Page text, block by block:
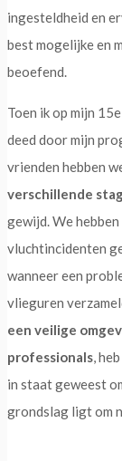
ingesteldheid en
best mogelijke en
beoefend.
Toen ik op mijn
deed door mijn
vrienden hebben
verschillende
gewijd. We
vluchtincidenten
wanneer een
vlieguren
een veilige
professionals,
in staat geweest
grondslag ligt om